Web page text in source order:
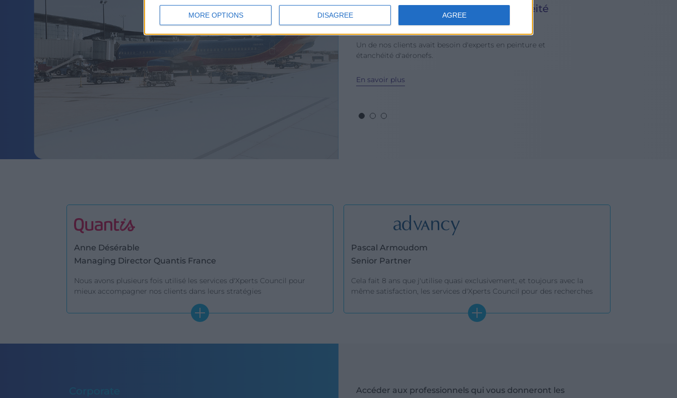
MORE OPTIONS DISAGREE AGREE
Des experts en peinture et étanchéité
d’aéronefs à l’international
Un de nos clients avait besoin d'experts en peinture et
étanchéité d'aéronefs.
En savoir plus
Anne Désérable
Managing Director Quantis France
Nous avons plusieurs fois utilisé les services d'Xperts Council pour
mieux accompagner nos clients dans leurs stratégies
environnementales. Les profils proposés, triés sur le volet, nous ont
chaque fois permis de fournir des informations de grande valeur,
basées sur des expériences terrain concrètes. Au-delà de leur capacité à
réactivité et leur compréhension des besoins remontés.
Pascal Armoudom
Senior Partner
Cela fait 8 ans que j'utilise quasi exclusivement, et toujours avec la
même satisfaction, les services d'Xperts Council pour des recherches
Accéder aux professionnels qui vous donneront les